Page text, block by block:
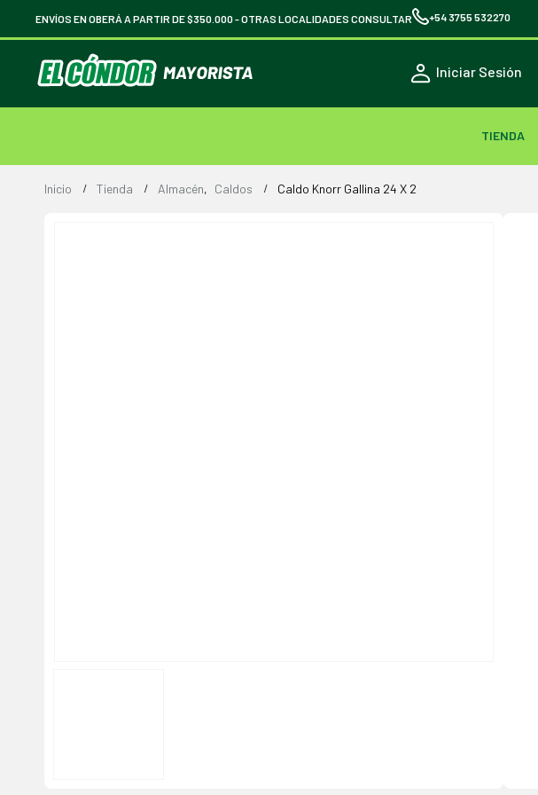
ENVÍOS EN OBERÁ A PARTIR DE $350.000 -OTRAS LOCALIDADES CONSULTAR +54 3755 532270
Iniciar Sesión
TIENDA
Inicio Tienda Almacén, Caldos Caldo Knorr Gallina 24 X 2